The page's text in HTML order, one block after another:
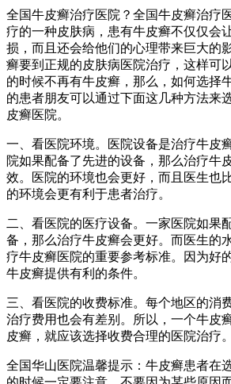
全国牛皮癣治疗医院？全国牛皮癣治疗
疗的一种皮肤病，患有牛皮癣不仅仅会
损，而且还会给他们的心理带来巨大的
癣要到正规的皮肤病医院治疗，这样可
的时候不再有牛皮癣，那么，如何选择
的患者朋友可以通过下面这几种方法来
皮癣医院。
一、看医院环境。医院设备是治疗牛皮
院如果配备了先进的设备，那么治疗牛
效。医院的环境也会更好，而且医生也
的环境会更有利于患者治疗。
二、看医院的医疗设备。一家医院如果
备，那么治疗牛皮癣会更好。而医生的
疗牛皮癣医院的重要参考标准。因为好
牛皮癣提供有利的条件。
三、看医院的收费标准。每个地区的消
治疗费用也会有差别。所以，一个牛皮
皮癣，就应该选择收费合理的医院治疗。
全国华山医院温馨提示：牛皮癣患者在